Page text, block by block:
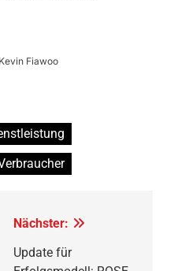
Fiawoo
Nächster:
Update für